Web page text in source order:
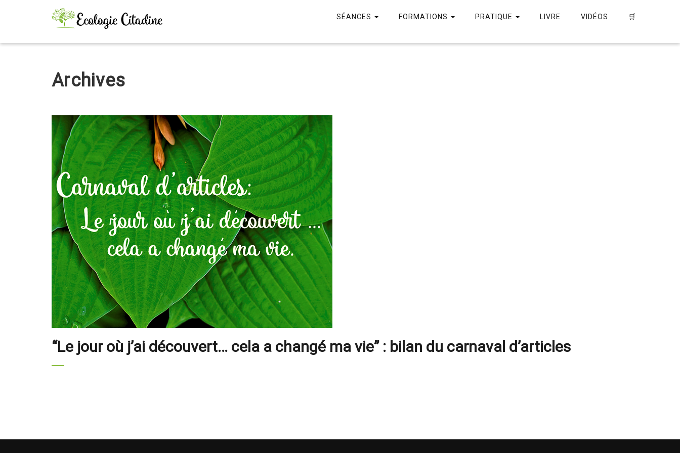
SÉANCES FORMATIONS PRATIQUE LIVRE VIDÉOS 🛒
Archives
“Le jour où j’ai découvert… cela a changé ma vie” : bilan du carnaval d’articles